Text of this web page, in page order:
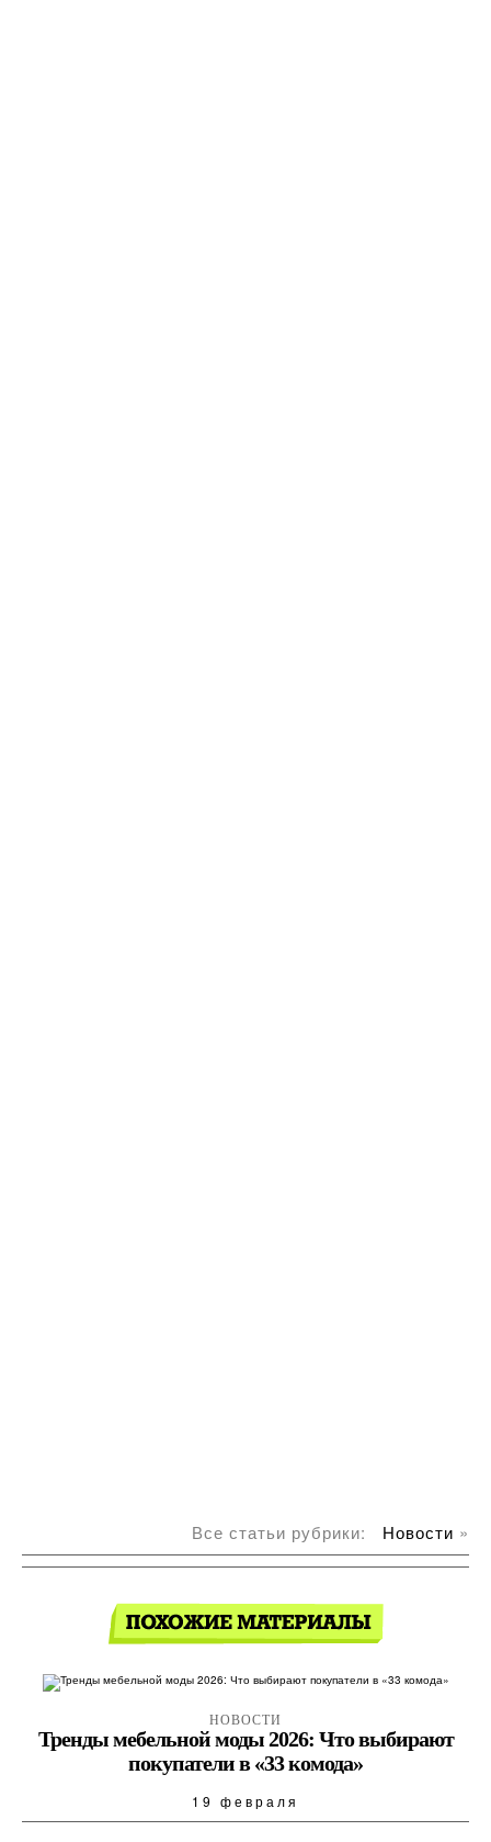
Все статьи рубрики: Новости »
НОВОСТИ
Тренды мебельной моды 2026: Что выбирают
покупатели в «33 комода»
19 февраля